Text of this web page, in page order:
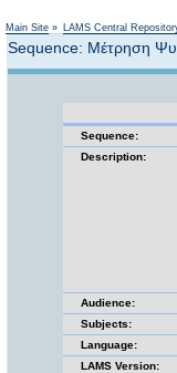
Main Site » LAMS Central
Sequence: Μέτρηση
Sequence:
Description:
Audience:
Subjects:
Language:
LAMS Version: